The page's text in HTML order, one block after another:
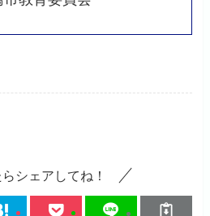
シェアしてね！